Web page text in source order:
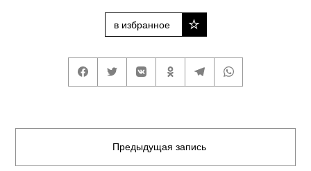
в избранное
Предыдущая запись